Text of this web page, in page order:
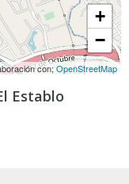
+
−
con; OpenStreetMap
Establo